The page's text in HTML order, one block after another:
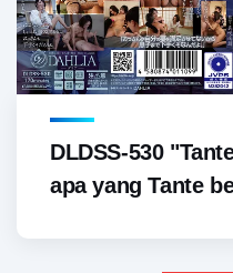
DLDSS-530
apa yang Tante